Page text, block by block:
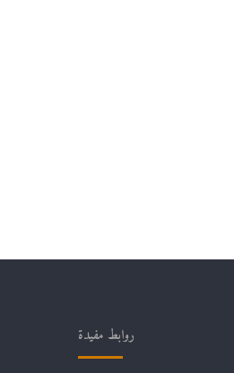
روابط مفيدة